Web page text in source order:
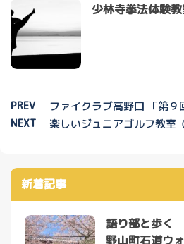
少林寺拳法体験
PREV ファイクラブ高野口 「第９
NEXT 楽しいジュニアゴルフ教室
新着記事
語り部と歩く
野山町石道ウ